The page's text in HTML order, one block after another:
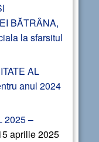
BĂTRÂNA,
la sfarsitul
AL
anul 2024
2025 –
aprilie 2025